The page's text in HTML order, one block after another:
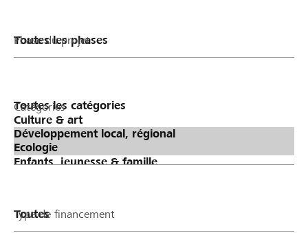
Phase du projet
Catégories
Type de financement